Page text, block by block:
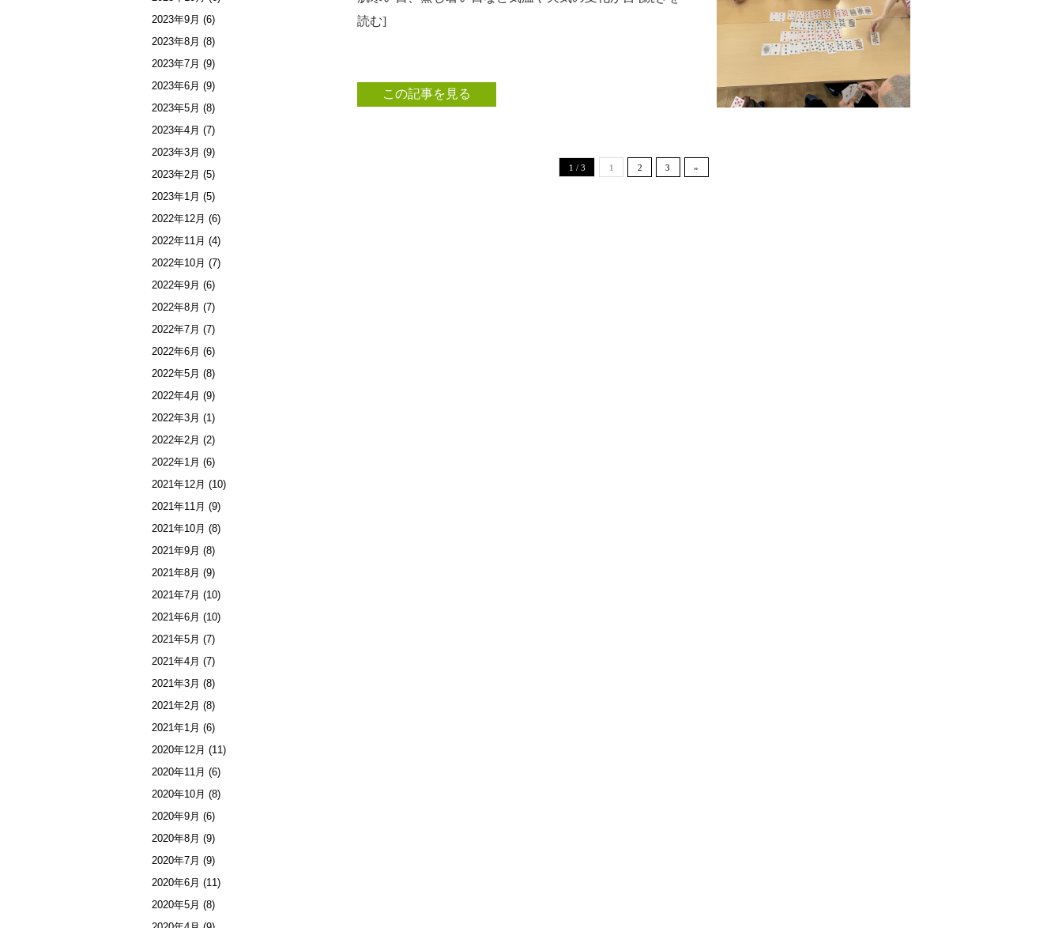
2023年9月 (6)
2023年8月 (8)
2023年7月 (9)
2023年6月 (9)
2023年5月 (8)
2023年4月 (7)
2023年3月 (9)
2023年2月 (5)
2023年1月 (5)
2022年12月 (6)
2022年11月 (4)
2022年10月 (7)
2022年9月 (6)
2022年8月 (7)
2022年7月 (7)
2022年6月 (6)
2022年5月 (8)
2022年4月 (9)
2022年3月 (1)
2022年2月 (2)
2022年1月 (6)
2021年12月 (10)
2021年11月 (9)
2021年10月 (8)
2021年9月 (8)
2021年8月 (9)
2021年7月 (10)
2021年6月 (10)
2021年5月 (7)
2021年4月 (7)
2021年3月 (8)
2021年2月 (8)
2021年1月 (6)
2020年12月 (11)
2020年11月 (6)
2020年10月 (8)
2020年9月 (6)
2020年8月 (9)
2020年7月 (9)
2020年6月 (11)
2020年5月 (8)
読む]
この記事を見る
1 / 3 1 2 3 »